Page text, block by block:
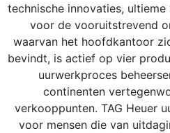
technische innovaties,
voor de vooruitstrevend
waarvan het hoofdkantoor
bevindt, is actief op vier
uurwerkproces
continenten
verkooppunten. TAG Heuer
voor mensen die van